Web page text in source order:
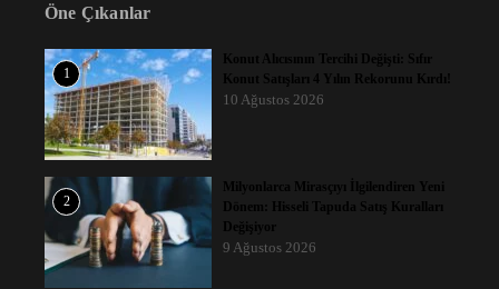
Öne Çıkanlar
1
Konut Alıcısının Tercihi Değişti: Sıfır
Konut Satışları 4 Yılın Rekorunu Kırdı!
10 Ağustos 2026
2
Milyonlarca Mirasçıyı İlgilendiren Yeni
Dönem: Hisseli Tapuda Satış Kuralları
Değişiyor
9 Ağustos 2026